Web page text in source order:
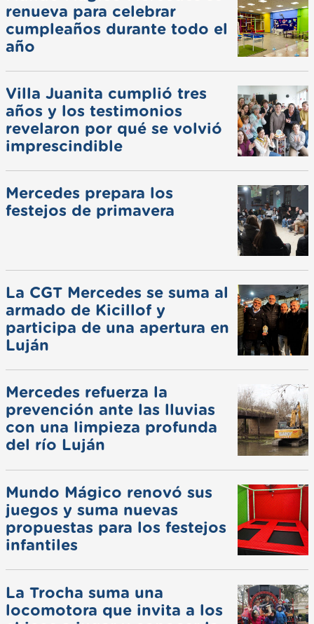
renueva para celebrar
cumpleaños durante todo el
año
Villa Juanita cumplió tres
años y los testimonios
revelaron por qué se volvió
imprescindible
Mercedes prepara los
festejos de primavera
La CGT Mercedes se suma al
armado de Kicillof y
participa de una apertura en
Luján
Mercedes refuerza la
prevención ante las lluvias
con una limpieza profunda
del río Luján
Mundo Mágico renovó sus
juegos y suma nuevas
propuestas para los festejos
infantiles
La Trocha suma una
locomotora que invita a los